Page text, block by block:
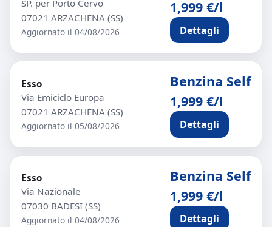
SP. per Porto Cervo
07021 ARZACHENA (SS)
Aggiornato il 04/08/2026
1,999 €/l
Dettagli
Esso
Via Emiciclo Europa
07021 ARZACHENA (SS)
Aggiornato il 05/08/2026
Benzina Self
1,999 €/l
Dettagli
Esso
Via Nazionale
07030 BADESI (SS)
Aggiornato il 04/08/2026
Benzina Self
1,999 €/l
Dettagli